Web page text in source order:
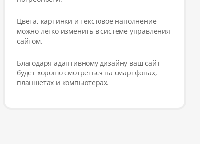
Цвета, картинки и текстовое наполнение
можно легко изменить в системе управления
сайтом.
Благодаря адаптивному дизайну ваш сайт
будет хорошо смотреться на смартфонах,
планшетах и компьютерах.